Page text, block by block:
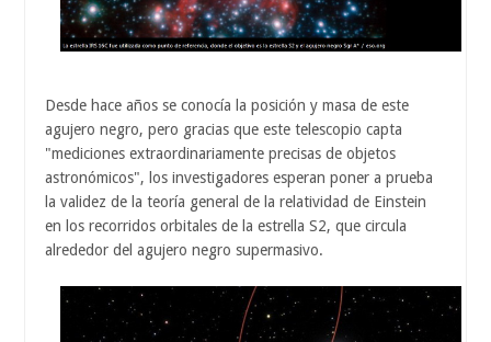
Desde hace años se conocía la posición y masa de este
agujero negro, pero gracias que este telescopio capta
"mediciones extraordinariamente precisas de objetos
astronómicos", los investigadores esperan poner a prueba
la validez de la teoría general de la relatividad de Einstein
en los recorridos orbitales de la estrella S2, que circula
alrededor del agujero negro supermasivo.